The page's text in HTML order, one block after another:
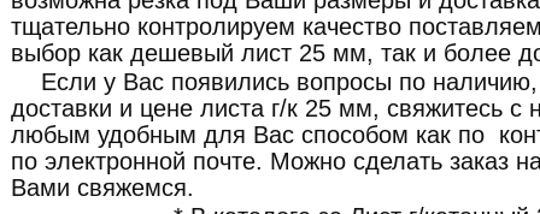
тщательно контролируем качество
выбор как дешевый лист 25 мм, так и более
Если у Вас появились вопросы по
доставки и цене листа г/к 25 мм, свяжитесь
любым удобным для Вас способом как по
по электронной почте. Можно сделать заказ
Вами свяжемся.